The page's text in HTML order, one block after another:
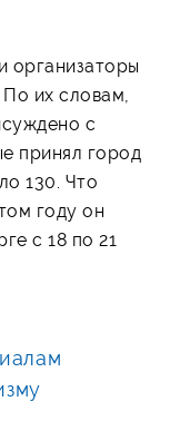
организаторы
их словам,
с
принял город
130. Что
году он
с 18 по 21